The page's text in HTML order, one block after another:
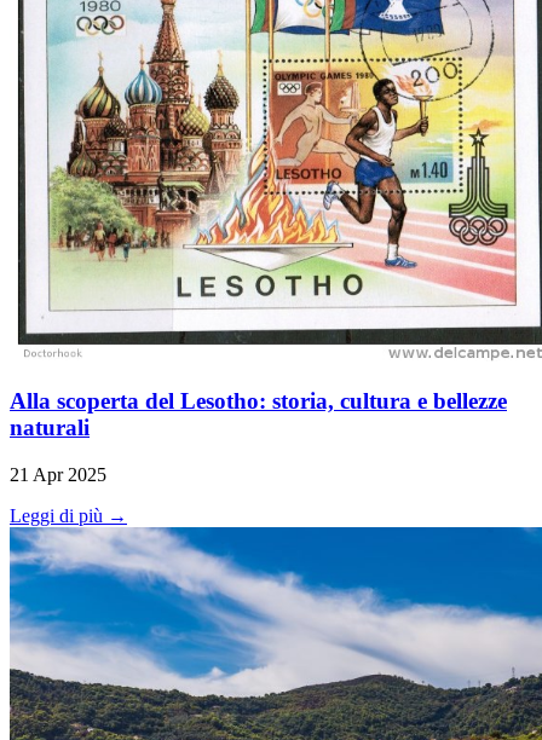
Alla scoperta del Lesotho: storia, cultura e bellezze
naturali
21 Apr 2025
Leggi di più →